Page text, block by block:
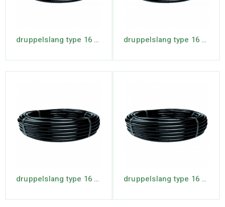
druppelslang type 16 rollengte 100 mtr. max lengte 44 mtr. druppelslang type 16 rollengte 100 mtr. max lengte 74 mtr.
druppelslang type 16 rollengte 25 mtr. max lente 74 mtr. druppelslang type 16 rollengte 50 mtr. max lengte 44 mtr.